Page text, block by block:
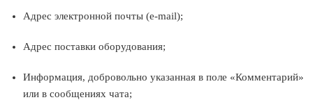
Адрес электронной почты (e-mail);
Адрес поставки оборудования;
Информация, добровольно указанная в поле «Комментарий»
или в сообщениях чата;